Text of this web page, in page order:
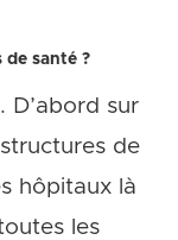
de santé ?
D’abord sur
de
hôpitaux là
les